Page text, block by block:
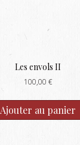
Les envols II
100,00 €
Ajouter au panier